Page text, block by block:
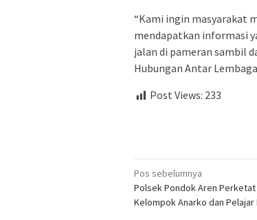
“Kami ingin masyarakat
mendapatkan informasi
jalan di pameran sambil
Hubungan Antar
Post Views: 233
Navigasi
pos
Pos sebelumnya
Polsek Pondok Aren
Kelompok Anarko dan Pelajar